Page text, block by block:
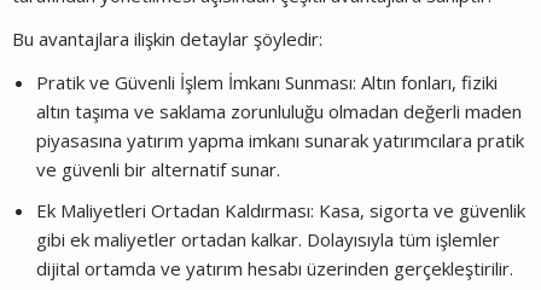
Bu avantajlara ilişkin detaylar şöyledir:
Pratik ve Güvenli İşlem İmkanı Sunması: Altın fonları, fiziki
altın taşıma ve saklama zorunluluğu olmadan değerli maden
piyasasına yatırım yapma imkanı sunarak yatırımcılara pratik
ve güvenli bir alternatif sunar.
Ek Maliyetleri Ortadan Kaldırması: Kasa, sigorta ve güvenlik
gibi ek maliyetler ortadan kalkar. Dolayısıyla tüm işlemler
dijital ortamda ve yatırım hesabı üzerinden gerçekleştirilir.